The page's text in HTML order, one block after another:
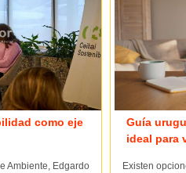
como eje
Ambiente, Edgardo
Guía
ideal para
Existen